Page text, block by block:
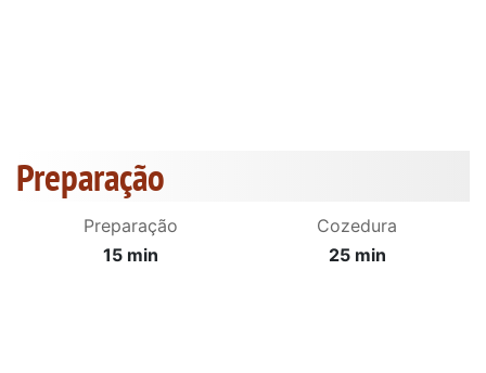
Preparação
Preparação
15 min
Cozedura
25 min